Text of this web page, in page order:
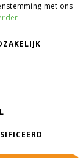
Alméérplant
P. Thijsseweg 4
pinterest
met ons